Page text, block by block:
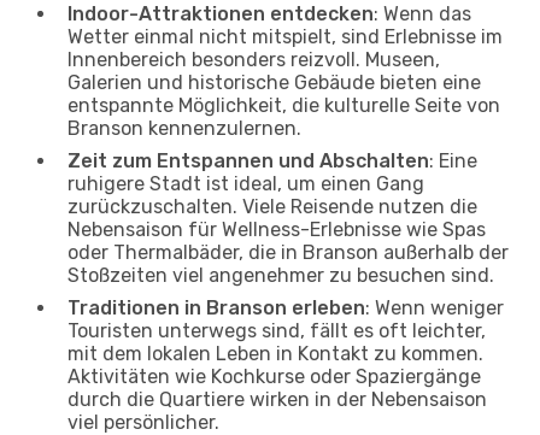
Indoor-Attraktionen entdecken: Wenn das
Wetter einmal nicht mitspielt, sind Erlebnisse im
Innenbereich besonders reizvoll. Museen,
Galerien und historische Gebäude bieten eine
entspannte Möglichkeit, die kulturelle Seite von
Branson kennenzulernen.
Zeit zum Entspannen und Abschalten: Eine
ruhigere Stadt ist ideal, um einen Gang
zurückzuschalten. Viele Reisende nutzen die
Nebensaison für Wellness-Erlebnisse wie Spas
oder Thermalbäder, die in Branson außerhalb der
Stoßzeiten viel angenehmer zu besuchen sind.
Traditionen in Branson erleben: Wenn weniger
Touristen unterwegs sind, fällt es oft leichter,
mit dem lokalen Leben in Kontakt zu kommen.
Aktivitäten wie Kochkurse oder Spaziergänge
durch die Quartiere wirken in der Nebensaison
viel persönlicher.